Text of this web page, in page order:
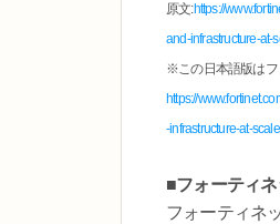
原文:https://
and-infrastructure-at-
※この日本語版はフ
https://
-infrastructure-at-scale
■フォーティ
フォーティネ